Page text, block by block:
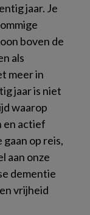
jaar. Je
boven de
als
meer in
jaar is niet
waarop
en actief
gaan op reis,
aan onze
dementie
vrijheid